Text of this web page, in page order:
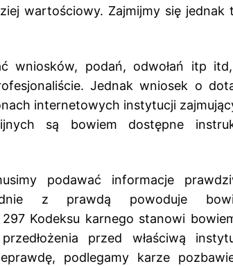
wartościowy. Zajmijmy się jednak
wniosków, podań, odwołań itp
Jednak wniosek o
internetowych instytucji
są bowiem dostępne
podawać informacje
z prawdą powoduje
Kodeksu karnego stanowi
przed właściwą
podlegamy karze